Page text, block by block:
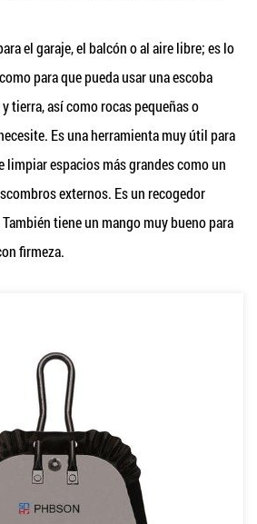
el garaje, el balcón o al aire libre; es lo
para que pueda usar una escoba
tierra, así como rocas pequeñas o
Es una herramienta muy útil para
limpiar espacios más grandes como un
externos. Es un recogedor
tiene un mango muy bueno para
firmeza.